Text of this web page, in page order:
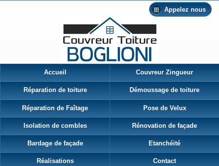
Appelez nous
Accueil Couvreur Zingueur
Réparation de toiture Démoussage de toiture
Réparation de Faîtage Pose de Velux
Isolation de combles Rénovation de façade
Bardage de façade Etanchéité
Réalisations Contact